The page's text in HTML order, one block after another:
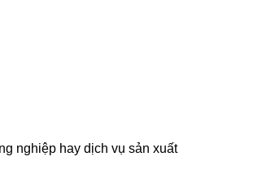
nghiệp hay dịch vụ sản xuất